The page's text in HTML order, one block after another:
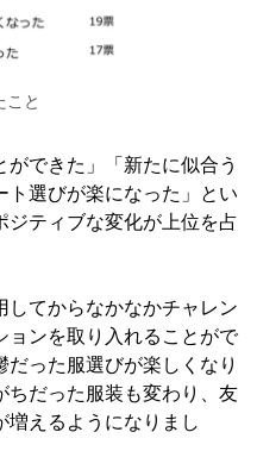
こと
ができた」「新たに似合う
ト選びが楽になった」とい
ジティブな変化が上位を占
してからなかなかチャレン
ョンを取り入れることがで
った服選びが楽しくなり
ちだった服装も変わり、友
増えるようになりまし